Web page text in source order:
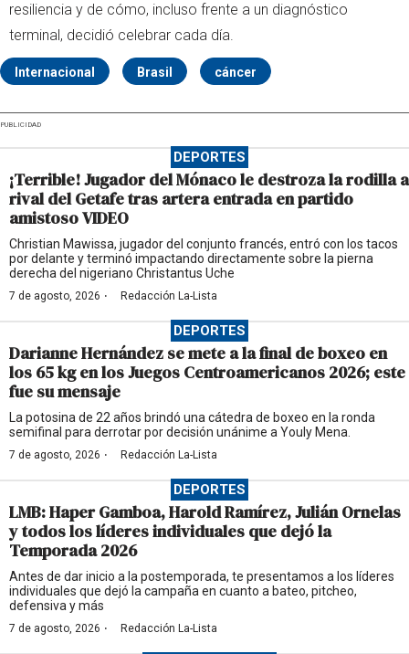
resiliencia y de cómo, incluso frente a un diagnóstico
terminal, decidió celebrar cada día.
Internacional Brasil cáncer
PUBLICIDAD
DEPORTES
¡Terrible! Jugador del Mónaco le destroza la rodilla a
rival del Getafe tras artera entrada en partido
amistoso VIDEO
Christian Mawissa, jugador del conjunto francés, entró con los tacos
por delante y terminó impactando directamente sobre la pierna
derecha del nigeriano Christantus Uche
7 de agosto, 2026 · Redacción La-Lista
DEPORTES
Darianne Hernández se mete a la final de boxeo en
los 65 kg en los Juegos Centroamericanos 2026; este
fue su mensaje
La potosina de 22 años brindó una cátedra de boxeo en la ronda
semifinal para derrotar por decisión unánime a Youly Mena.
7 de agosto, 2026 · Redacción La-Lista
DEPORTES
LMB: Haper Gamboa, Harold Ramírez, Julián Ornelas
y todos los líderes individuales que dejó la
Temporada 2026
Antes de dar inicio a la postemporada, te presentamos a los líderes
individuales que dejó la campaña en cuanto a bateo, pitcheo,
defensiva y más
7 de agosto, 2026 · Redacción La-Lista